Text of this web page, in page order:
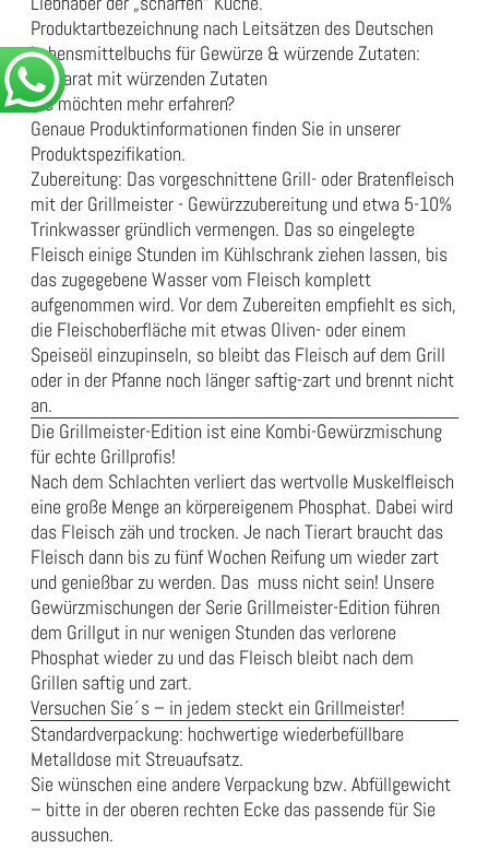
Produktartbezeichnung nach Leitsätzen des Deutschen
Lebensmittelbuchs für Gewürze & würzende Zutaten:
Präparat mit würzenden Zutaten
Sie möchten mehr erfahren?
Genaue Produktinformationen finden Sie in unserer
Produktspezifikation.
Zubereitung: Das vorgeschnittene Grill- oder Bratenfleisch
mit der Grillmeister - Gewürzzubereitung und etwa 5-10%
Trinkwasser gründlich vermengen. Das so eingelegte
Fleisch einige Stunden im Kühlschrank ziehen lassen, bis
das zugegebene Wasser vom Fleisch komplett
aufgenommen wird. Vor dem Zubereiten empfiehlt es sich,
die Fleischoberfläche mit etwas Oliven- oder einem
Speiseöl einzupinseln, so bleibt das Fleisch auf dem Grill
oder in der Pfanne noch länger saftig-zart und brennt nicht
an.
Die Grillmeister-Edition ist eine Kombi-Gewürzmischung
für echte Grillprofis!
Nach dem Schlachten verliert das wertvolle Muskelfleisch
eine große Menge an körpereigenem Phosphat. Dabei wird
das Fleisch zäh und trocken. Je nach Tierart braucht das
Fleisch dann bis zu fünf Wochen Reifung um wieder zart
und genießbar zu werden. Das muss nicht sein! Unsere
Gewürzmischungen der Serie Grillmeister-Edition führen
dem Grillgut in nur wenigen Stunden das verlorene
Phosphat wieder zu und das Fleisch bleibt nach dem
Grillen saftig und zart.
Versuchen Sie´s – in jedem steckt ein Grillmeister!
Standardverpackung: hochwertige wiederbefüllbare
Metalldose mit Streuaufsatz.
Sie wünschen eine andere Verpackung bzw. Abfüllgewicht
– bitte in der oberen rechten Ecke das passende für Sie
aussuchen.